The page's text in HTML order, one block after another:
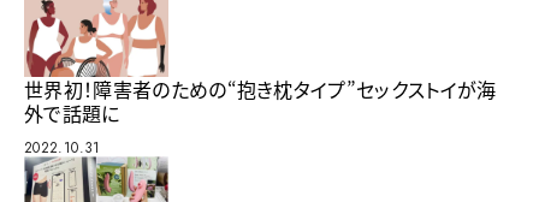
世界初！障害者のための“抱き枕タイプ”セックストイが海
外で話題に
2022.10.31